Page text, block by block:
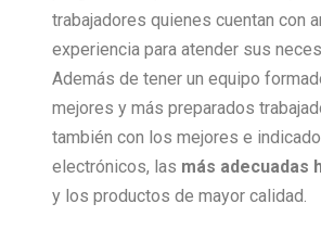
trabajadores quienes cuentan con
experiencia para atender sus
Además de tener un equipo
mejores y más preparados
también con los mejores e
electrónicos, las más adecuadas
y los productos de mayor calidad.